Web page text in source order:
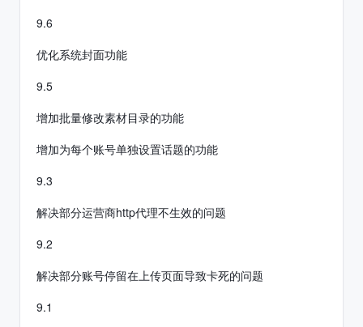
9.6
优化系统封面功能
9.5
增加批量修改素材目录的功能
增加为每个账号单独设置话题的功能
9.3
解决部分运营商http代理不生效的问题
9.2
解决部分账号停留在上传页面导致卡死的问题
9.1